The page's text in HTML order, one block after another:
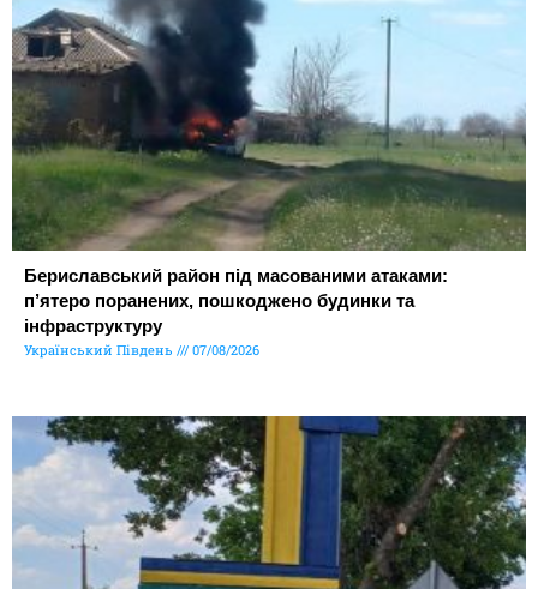
Бериславський район під масованими атаками:
п’ятеро поранених, пошкоджено будинки та
інфраструктуру
Український Південь 07/08/2026